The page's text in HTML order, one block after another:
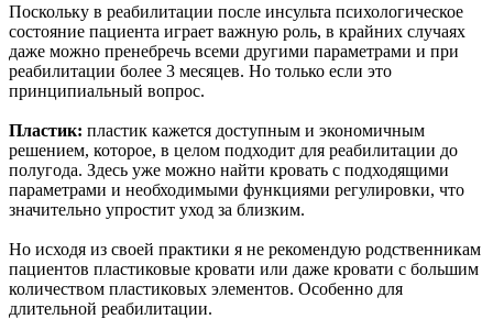
Поскольку в реабилитации после инсульта психологическое
состояние пациента играет важную роль, в крайних случаях
даже можно пренебречь всеми другими параметрами и при
реабилитации более 3 месяцев. Но только если это
принципиальный вопрос.
Пластик: пластик кажется доступным и экономичным
решением, которое, в целом подходит для реабилитации до
полугода. Здесь уже можно найти кровать с подходящими
параметрами и необходимыми функциями регулировки, что
значительно упростит уход за близким.
Но исходя из своей практики я не рекомендую родственникам
пациентов пластиковые кровати или даже кровати с большим
количеством пластиковых элементов. Особенно для
длительной реабилитации.